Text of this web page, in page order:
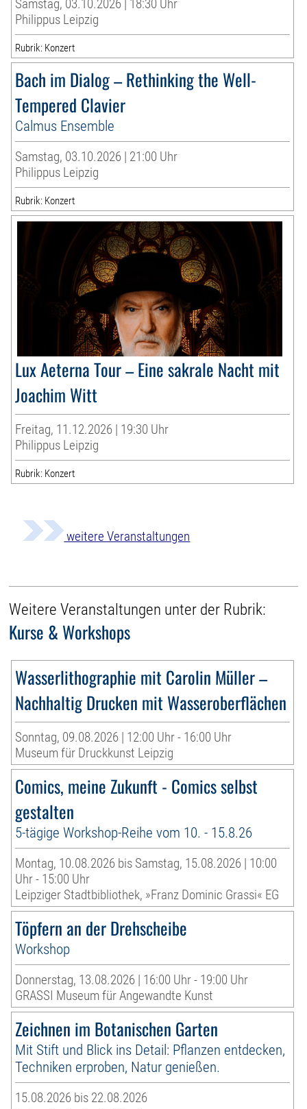
Samstag, 03.10.2026 | 18:30 Uhr
Philippus Leipzig
Rubrik: Konzert
Bach im Dialog – Rethinking the Well-
Tempered Clavier
Calmus Ensemble
Samstag, 03.10.2026 | 21:00 Uhr
Philippus Leipzig
Rubrik: Konzert
Lux Aeterna Tour – Eine sakrale Nacht mit
Joachim Witt
Freitag, 11.12.2026 | 19:30 Uhr
Philippus Leipzig
Rubrik: Konzert
weitere Veranstaltungen
Weitere Veranstaltungen unter der Rubrik:
Kurse & Workshops
Wasserlithographie mit Carolin Müller –
Nachhaltig Drucken mit Wasseroberflächen
Sonntag, 09.08.2026 | 12:00 Uhr - 16:00 Uhr
Museum für Druckkunst Leipzig
Comics, meine Zukunft - Comics selbst
gestalten
5-tägige Workshop-Reihe vom 10. - 15.8.26
Montag, 10.08.2026 bis Samstag, 15.08.2026 | 10:00
Uhr - 15:00 Uhr
Leipziger Stadtbibliothek, »Franz Dominic Grassi« EG
Töpfern an der Drehscheibe
Workshop
Donnerstag, 13.08.2026 | 16:00 Uhr - 19:00 Uhr
GRASSI Museum für Angewandte Kunst
Zeichnen im Botanischen Garten
Mit Stift und Blick ins Detail: Pflanzen entdecken,
Techniken erproben, Natur genießen.
15.08.2026 bis 22.08.2026